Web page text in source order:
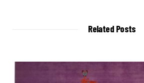
Related Posts